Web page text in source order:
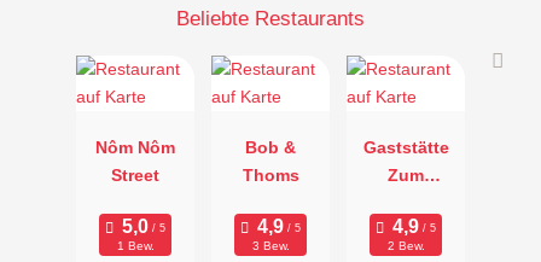
Beliebte Restaurants
Nôm Nôm
Street
1 Bew.
Bob &
Thoms
3 Bew.
Gaststätte
Zum
2 Bew.